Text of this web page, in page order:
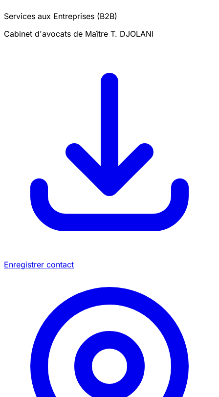
Services aux Entreprises (B2B)
Cabinet d'avocats de Maître T. DJOLANI
Enregistrer contact